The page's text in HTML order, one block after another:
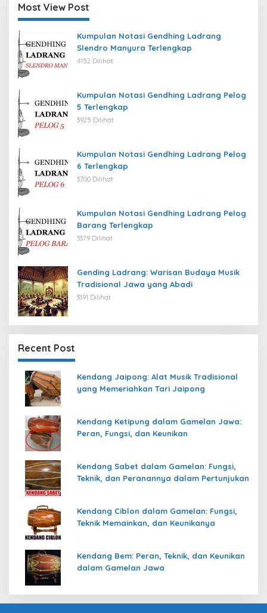
Most View Post
Kumpulan Notasi Gendhing Ladrang
Slendro Manyura Terlengkap
4152 Dilihat
Kumpulan Notasi Gendhing Ladrang Pelog
5 Terlengkap
3925 Dilihat
Kumpulan Notasi Gendhing Ladrang Pelog
6 Terlengkap
3700 Dilihat
Kumpulan Notasi Gendhing Ladrang Pelog
Barang Terlengkap
3379 Dilihat
Gending Ladrang: Warisan Budaya Musik
Tradisional Jawa yang Abadi
3191 Dilihat
Recent Post
Kendang Jaipong: Alat Musik Tradisional
yang Memeriahkan Tari Jaipong
Kendang Ketipung dalam Gamelan Jawa:
Peran, Fungsi, dan Keunikan
Kendang Sabet dalam Gamelan: Fungsi,
Teknik, dan Peranannya dalam Pertunjukan
Kendang Ciblon dalam Gamelan: Fungsi,
Teknik Memainkan, dan Keunikanya
Kendang Bem: Peran, Teknik, dan Keunikan
dalam Gamelan Jawa